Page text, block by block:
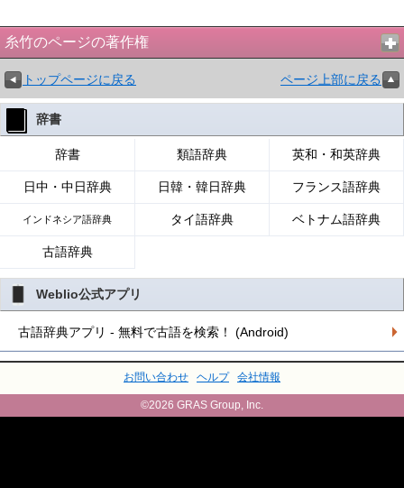
糸竹のページの著作権
トップページに戻る ページ上部に戻る
辞書
辞書 類語辞典 英和・和英辞典
日中・中日辞典 日韓・韓日辞典 フランス語辞典
インドネシア語辞典 タイ語辞典 ベトナム語辞典
古語辞典
Weblio公式アプリ
古語辞典アプリ - 無料で古語を検索！ (Android)
お問い合わせ ヘルプ 会社情報
©2026 GRAS Group, Inc.